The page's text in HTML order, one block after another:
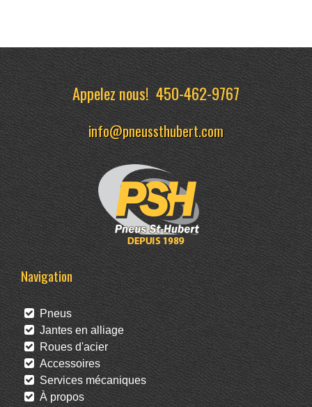
Appelez nous!450-462-9767
info@pneussthubert.com
Navigation
Pneus
Jantes en alliage
Roues d'acier
Accessoires
Services mécaniques
À propos